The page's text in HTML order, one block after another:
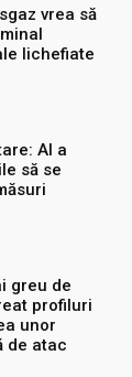
vrea să
lichefiate
AI a
să se
greu de
profiluri
unor
de atac